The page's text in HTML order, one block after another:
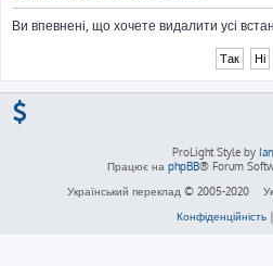
Ви впевнені, що хочете видалити усі
ProLight Style by
Працює на phpBB® Forum
Український переклад © 2005-2020
Конфіденційність|